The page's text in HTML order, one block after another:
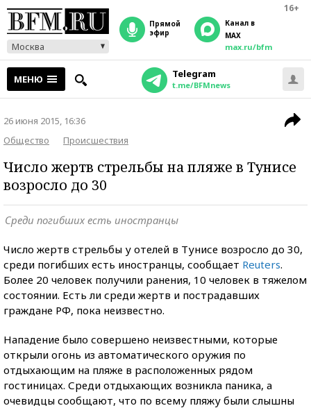
16+
Москва
прямой
эфир
Канал в
MAX
max.ru/bfm
МЕНЮ Telegram
t.me/BFMnews
26 июня 2015, 16:36
Общество
Происшествия
Число жертв стрельбы на пляже в Тунисе
возросло до 30
Среди погибших есть иностранцы
Число жертв стрельбы у отелей в Тунисе возросло до 30,
среди погибших есть иностранцы, сообщает Reuters.
Более 20 человек получили ранения, 10 человек в тяжелом
состоянии. Есть ли среди жертв и пострадавших
граждане РФ, пока неизвестно.
Нападение было совершено неизвестными, которые
открыли огонь из автоматического оружия по
отдыхающим на пляже в расположенных рядом
гостиницах. Среди отдыхающих возникла паника, а
очевидцы сообщают, что по всему пляжу были слышны